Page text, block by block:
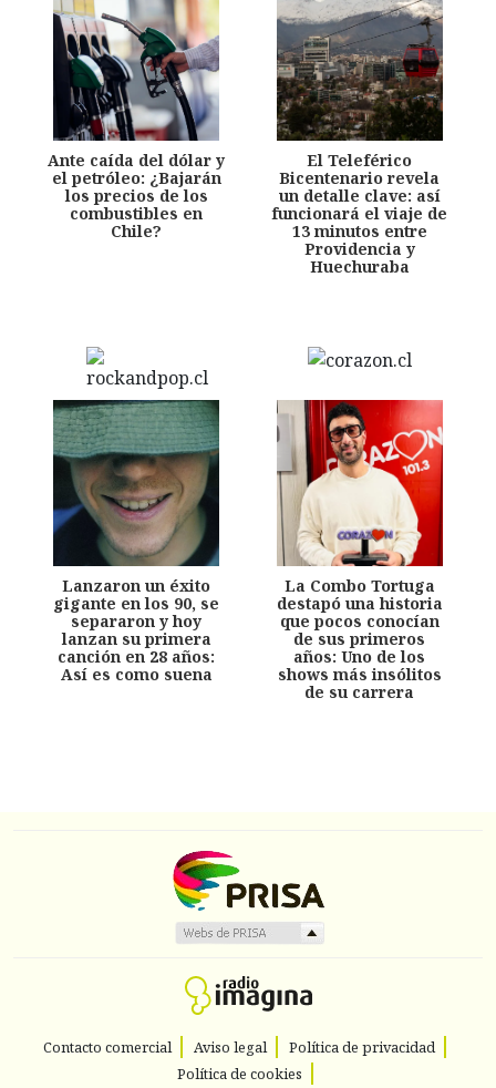
Ante caída del dólar y
el petróleo: ¿Bajarán
los precios de los
combustibles en
Chile?
El Teleférico
Bicentenario revela
un detalle clave: así
funcionará el viaje de
13 minutos entre
Providencia y
Huechuraba
Lanzaron un éxito
gigante en los 90, se
separaron y hoy
lanzan su primera
canción en 28 años:
Así es como suena
La Combo Tortuga
destapó una historia
que pocos conocían
de sus primeros
años: Uno de los
shows más insólitos
de su carrera
Contacto comercial Aviso legal
Política de privacidad
Política de cookies